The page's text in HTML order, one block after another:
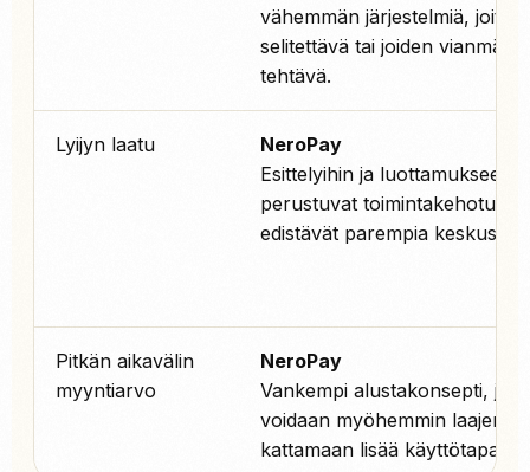
vähemmän järjestelmiä, joita
selitettävä tai joiden
tehtävä.
Lyijyn laatu
NeroPay
Esittelyihin ja luottamukseen
perustuvat
edistävät parempia
Pitkän aikavälin
myyntiarvo
NeroPay
Vankempi alustakonsepti, jota
voidaan myöhemmin laajentaa
kattamaan lisää